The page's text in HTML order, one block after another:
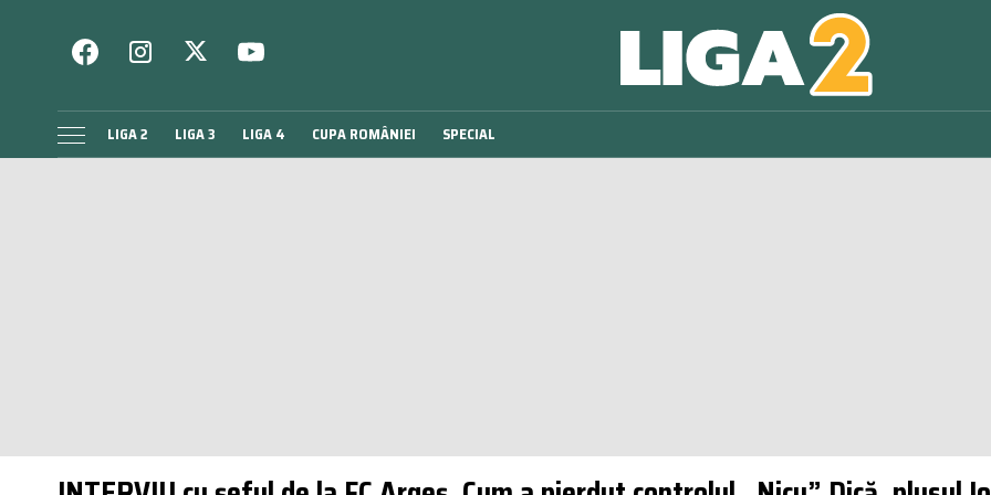
LIGA 2 LIGA 3 LIGA 4 CUPA ROMÂNIEI SPECIAL